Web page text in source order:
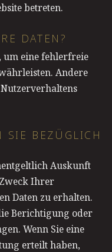
betreten.
DATEN?
um eine fehlerfreie
Andere
SIE BEZÜGLICH
Auskunft
Ihrer
Daten zu erhalten.
Berichtigung oder
Wenn Sie eine
erteilt haben,